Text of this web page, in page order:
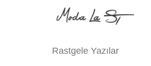
Rastgele Yazılar